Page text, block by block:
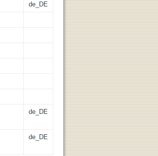
de_DE
de_DE
de_DE